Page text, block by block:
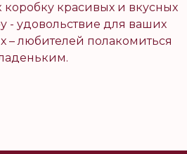
коробку красивых и вкусных
- удовольствие для ваших
– любителей полакомиться